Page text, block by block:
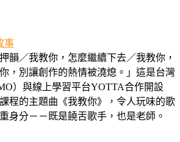
事
韻／我教你，怎麼繼續下去／我教你，
，別讓創作的熱情被澆熄。」這是台灣
）與線上學習平台YOTTA合作開設
程的主題曲《我教你》，令人玩味的歌
身分－－既是饒舌歌手，也是老師。